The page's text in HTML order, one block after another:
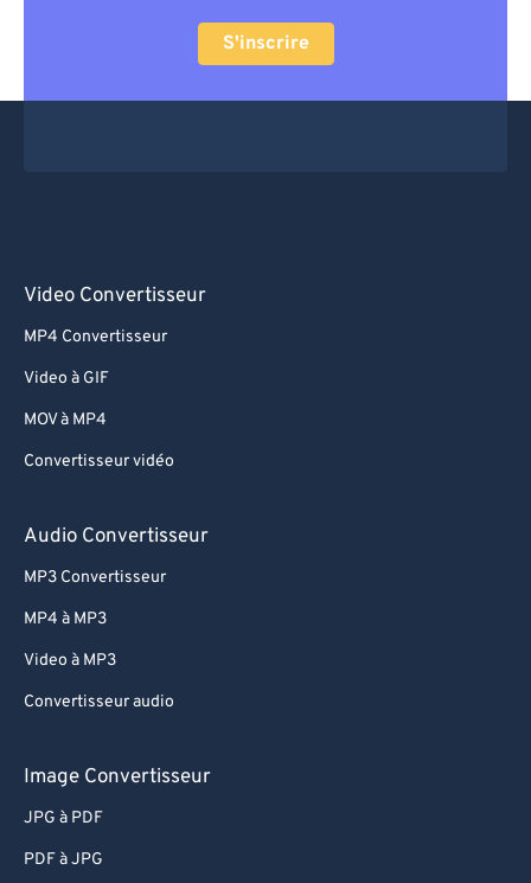
S'inscrire
Video Convertisseur
MP4 Convertisseur
Video à GIF
MOV à MP4
Convertisseur vidéo
Audio Convertisseur
MP3 Convertisseur
MP4 à MP3
Video à MP3
Convertisseur audio
Image Convertisseur
JPG à PDF
PDF à JPG